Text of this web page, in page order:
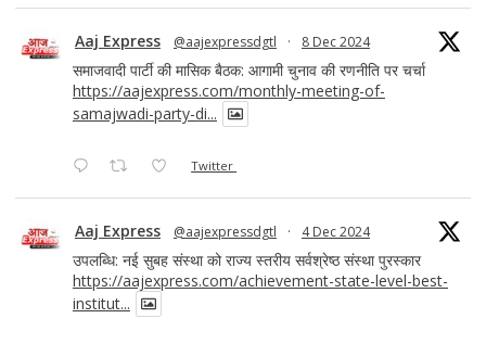
Aaj Express @aajexpressdgtl · 8 Dec 2024
समाजवादी पार्टी की मासिक बैठक: आगामी चुनाव की रणनीति पर चर्चा
https://aajexpress.com/monthly-meeting-of-
samajwadi-party-di...
Twitter
Aaj Express @aajexpressdgtl · 4 Dec 2024
उपलब्धि: नई सुबह संस्था को राज्य स्तरीय सर्वश्रेष्ठ संस्था पुरस्कार
https://aajexpress.com/achievement-state-level-best-
institut...